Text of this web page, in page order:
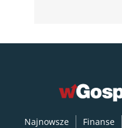
Najnowsze Finanse